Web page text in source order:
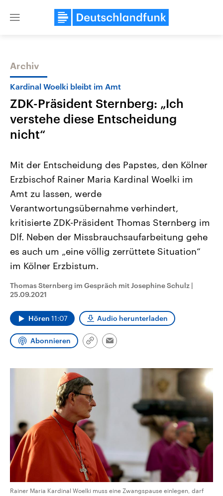
Close
Themen
2026
Alle Informationen
Sachsen-Anhalt wählt am 6.
September 2026 einen neuen
Landtag. Seit 2021 wird das
Bundesland von einer Koalition aus
Umfragen, Prognosen,
und Hintergründe zu den Parteien
und Kandidaten der anstehenden
Wahl.
Aktuelle Beiträge,
gehören die Vereinigten
den mächtigsten Ländern
mit großem Einfluss auf
aktuelle Weltgeschehen.
Sendungen Programm Podcasts
Archiv
Kardinal Woelki bleibt im Amt
ZDK-Präsident Sternberg: „Ich
verstehe diese Entscheidung
nicht“
Mit der Entscheidung des Papstes, den Kölner
Erzbischof Rainer Maria Kardinal Woelki im
Amt zu lassen, werde
Verantwortungsübernahme verhindert,
kritisierte ZDK-Präsident Thomas Sternberg im
Dlf. Neben der Missbrauchsaufarbeitung gehe
es auch um „eine völlig zerrüttete Situation“
im Kölner Erzbistum.
Thomas Sternberg im Gespräch mit Josephine Schulz |
25.09.2021
Hören 11:07 Audio herunterladen
Abonnieren
Link
Email
Rainer Maria Kardinal Woelki muss eine Zwangspause einlegen, darf